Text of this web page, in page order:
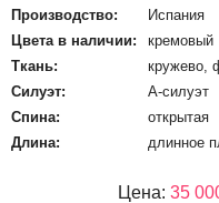
Производство:
Испания
Цвета в наличии:
кремовый
Ткань:
кружево,
Силуэт:
А-силуэт
Спина:
открытая
Длина:
длинное
Цена: 35